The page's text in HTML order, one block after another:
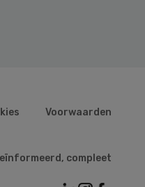
Voorwaarden
compleet